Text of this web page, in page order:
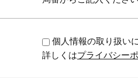
個人情報の取り扱い
詳しくはプライバシー